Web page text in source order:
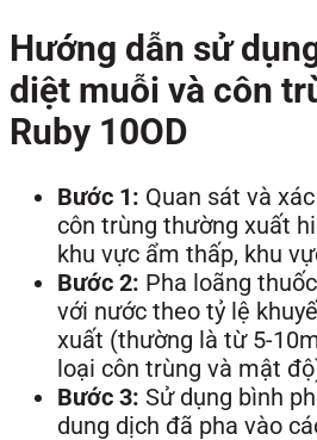
Hướng dẫn sử
diệt muỗi và côn
Ruby 10OD
Bước 1: Quan sát và
côn trùng thường xuất
khu vực ẩm thấp, khu
Bước 2: Pha loãng
với nước theo tỷ lệ
xuất (thường là từ 5-
loại côn trùng và mật
Bước 3: Sử dụng bình
dung dịch đã pha vào